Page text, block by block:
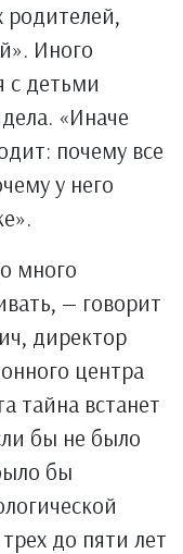
родителей,
Иного
с детьми
«Иначе
почему все
у него
много
— говорит
директор
центра
тайна встанет
бы не было
бы
до пяти лет